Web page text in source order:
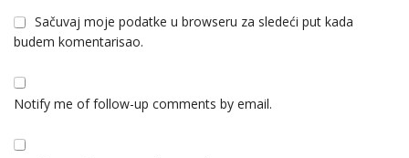
Sačuvaj moje podatke u browseru za sledeći put kada
budem komentarisao.
Notify me of follow-up comments by email.